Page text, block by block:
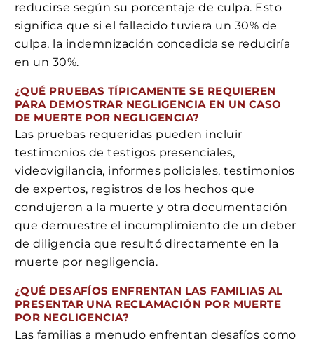
reducirse según su porcentaje de culpa. Esto
significa que si el fallecido tuviera un 30% de
culpa, la indemnización concedida se reduciría
en un 30%.
¿QUÉ PRUEBAS TÍPICAMENTE SE REQUIEREN
PARA DEMOSTRAR NEGLIGENCIA EN UN CASO
DE MUERTE POR NEGLIGENCIA?
Las pruebas requeridas pueden incluir
testimonios de testigos presenciales,
videovigilancia, informes policiales, testimonios
de expertos, registros de los hechos que
condujeron a la muerte y otra documentación
que demuestre el incumplimiento de un deber
de diligencia que resultó directamente en la
muerte por negligencia.
¿QUÉ DESAFÍOS ENFRENTAN LAS FAMILIAS AL
PRESENTAR UNA RECLAMACIÓN POR MUERTE
POR NEGLIGENCIA?
Las familias a menudo enfrentan desafíos como